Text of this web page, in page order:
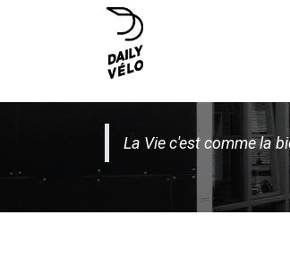
Se rendre au contenu
La Vie c'est comme la